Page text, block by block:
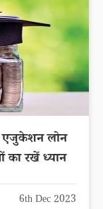
एजुकेशन लोन
का रखें ध्यान
6th Dec 2023